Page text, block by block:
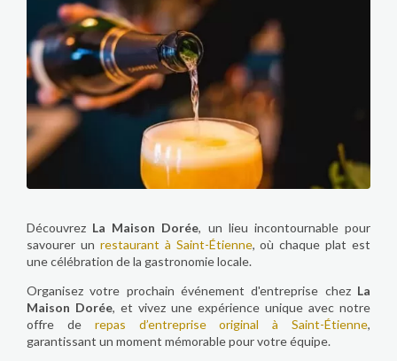
Découvrez La Maison Dorée, un lieu incontournable pour
savourer un restaurant à Saint-Étienne, où chaque plat est
une célébration de la gastronomie locale.
Organisez votre prochain événement d'entreprise chez La
Maison Dorée, et vivez une expérience unique avec notre
offre de repas d’entreprise original à Saint-Étienne,
garantissant un moment mémorable pour votre équipe.